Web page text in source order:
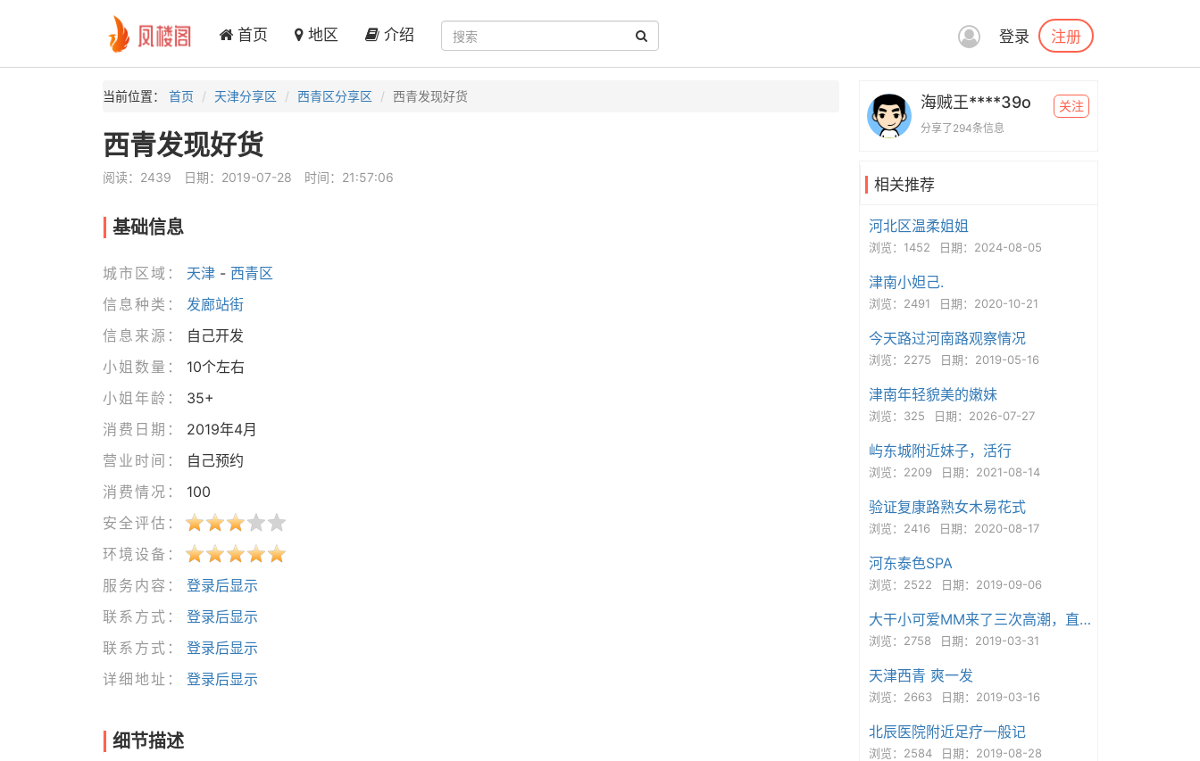
首页 地区 介绍 登录 注册
当前位置： 首页 天津分享区 西青区分享区 西青发现好货
西青发现好货
阅读：2439 日期：2019-07-28 时间：21:57:06
基础信息
城市区域： 天津- 西青区
信息种类：
发廊站街
信息来源：
自己开发
小姐数量：
10个左右
小姐年龄：
35+
消费日期：
2019年4月
营业时间：
自己预约
消费情况：
100
安全评估：
环境设备：
服务内容：
登录后显示
联系方式：
登录后显示
联系方式：
登录后显示
详细地址：
登录后显示
细节描述
海贼王****39o
分享了294条信息
关注
相关推荐
河北区温柔姐姐
浏览：1452 日期：2024-08-05
津南小妲己.
浏览：2491 日期：2020-10-21
今天路过河南路观察情况
浏览：2275 日期：2019-05-16
津南年轻貌美的嫩妹
浏览：325 日期：2026-07-27
屿东城附近妹子，活行
浏览：2209 日期：2021-08-14
验证复康路熟女木易花式
浏览：2416 日期：2020-08-17
河东泰色SPA
浏览：2522 日期：2019-09-06
大干小可爱MM来了三次高潮，直说还要
浏览：2758 日期：2019-03-31
天津西青 爽一发
浏览：2663 日期：2019-03-16
北辰医院附近足疗一般记
浏览：2584 日期：2019-08-28